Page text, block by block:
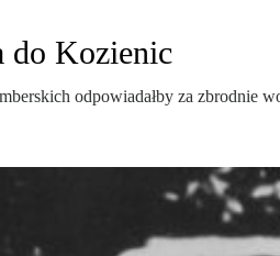
do Kozienic
odpowiadałby za